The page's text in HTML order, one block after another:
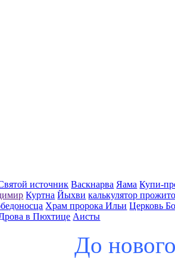
источник Васкнарва Яама Купи-
Куртна Йыхви калькулятор
Храм пророка Ильи Церковь
в Пюхтице Аисты
До